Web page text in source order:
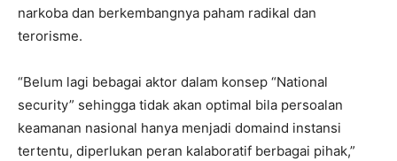
narkoba dan berkembangnya paham radikal dan
terorisme.
“Belum lagi bebagai aktor dalam konsep “National
security” sehingga tidak akan optimal bila persoalan
keamanan nasional hanya menjadi domaind instansi
tertentu, diperlukan peran kalaboratif berbagai pihak,”